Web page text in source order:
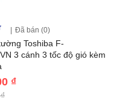
Đã bán (0)
Toshiba F-
3 cánh 3 tốc độ gió kèm
₫